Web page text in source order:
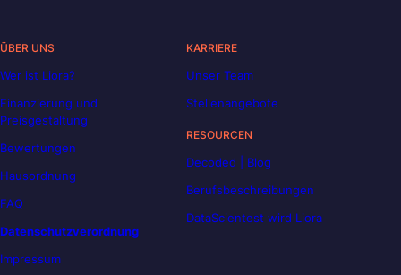
ÜBER UNS
Wer ist Liora?
Finanzierung und
Preisgestaltung
Bewertungen
Hausordnung
FAQ
Datenschutzverordnung
Impressum
KARRIERE
Unser Team
Stellenangebote
RESOURCEN
Decoded | Blog
Berufsbeschreibungen
DataScientest wird Liora